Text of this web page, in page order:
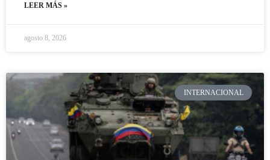
LEER MÁS »
agosto 8, 2026
INTERNACIONAL